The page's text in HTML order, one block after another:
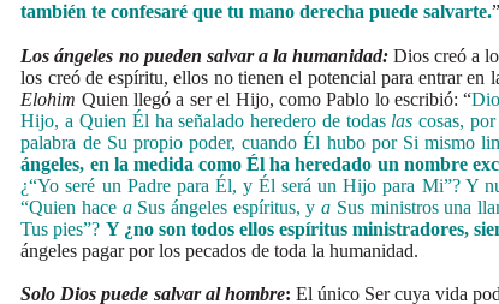
también te confesaré que tu mano derecha puede salvarte.
Los ángeles no pueden salvar a la humanidad:Dios creó a
los creó de espíritu, ellos no tienen el potencial para entrar
Elohim Quien llegó a ser el Hijo, como Pablo lo escribió: “
Hijo, a Quien Él ha señalado heredero de todas las cosas,
palabra de Su propio poder, cuando Él hubo por Si mismo
ángeles, en la medida como Él ha heredado un nombre
¿“Yo seré un Padre para Él, y Él será un Hijo para Mi”? Y
“Quien hace aSus ángeles espíritus, ya Sus ministros una
Tus pies”? Y ¿no son todos ellos espíritus ministradores,
ángeles pagar por los pecados de toda la humanidad.
Solo Dios puede salvar al hombre: El único Ser cuya vida